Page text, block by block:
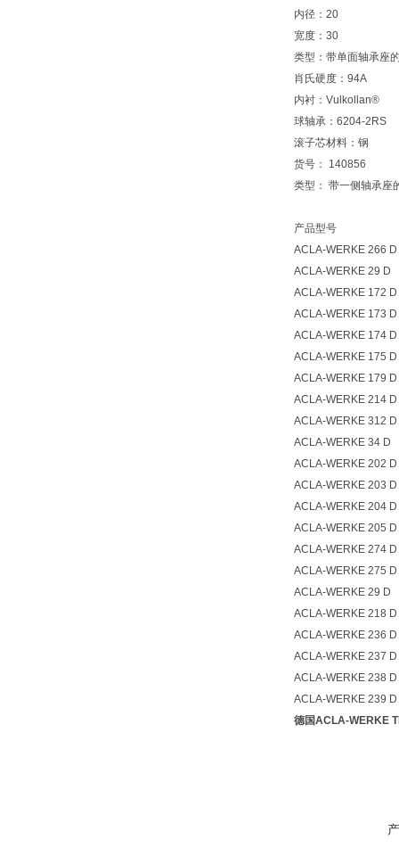
内径：20
宽度：30
类型：带单面轴承座
肖氏硬度：94A
内衬：Vulkollan®
球轴承：6204-2RS
滚子芯材料：钢
货号： 140856
类型： 带一侧轴承座
产品型号
ACLA-WERKE 266 D
ACLA-WERKE 29 D
ACLA-WERKE 172 D
ACLA-WERKE 173 D
ACLA-WERKE 174 D
ACLA-WERKE 175 D
ACLA-WERKE 179 D
ACLA-WERKE 214 D
ACLA-WERKE 312 D
ACLA-WERKE 34 D
ACLA-WERKE 202 D
ACLA-WERKE 203 D
ACLA-WERKE 204 D
ACLA-WERKE 205 D
ACLA-WERKE 274 D
ACLA-WERKE 275 D
ACLA-WERKE 29 D
ACLA-WERKE 218 D
ACLA-WERKE 236 D
ACLA-WERKE 237 D
ACLA-WERKE 238 D
ACLA-WERKE 239 D
德国ACLA-WERKE